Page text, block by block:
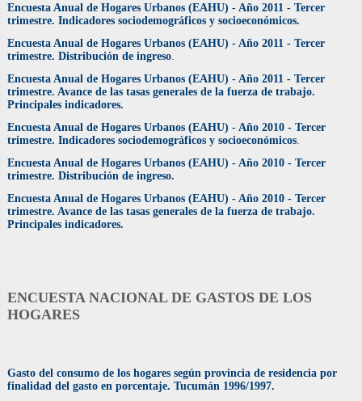
Encuesta Anual de Hogares Urbanos (EAHU) - Año 2011 - Tercer
trimestre. Indicadores sociodemográficos y socioeconómicos.
Encuesta Anual de Hogares Urbanos (EAHU) - Año 2011 - Tercer
trimestre. Distribución de ingreso
Encuesta Anual de Hogares Urbanos (EAHU) - Año 2011 - Tercer
trimestre. Avance de las tasas generales de la fuerza de trabajo.
Principales indicadores.
Encuesta Anual de Hogares Urbanos (EAHU) - Año 2010 - Tercer
trimestre. Indicadores sociodemográficos y socioeconómicos
Encuesta Anual de Hogares Urbanos (EAHU) - Año 2010 - Tercer
trimestre. Distribución de ingreso.
Encuesta Anual de Hogares Urbanos (EAHU) - Año 2010 - Tercer
trimestre. Avance de las tasas generales de la fuerza de trabajo.
Principales indicadores.
ENCUESTA NACIONAL DE GASTOS DE LOS
HOGARES
Gasto del consumo de los hogares según provincia de residencia por
finalidad del gasto en porcentaje. Tucumán 1996/1997.